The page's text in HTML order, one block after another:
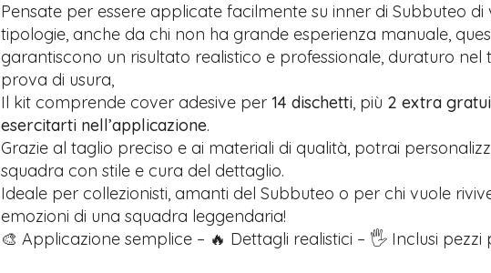
Pensate per essere applicate facilmente su inner di Subbuteo di
tipologie, anche da chi non ha grande esperienza manuale,
garantiscono un risultato realistico e professionale, duraturo nel
prova di usura,
Il kit comprende cover adesive per 14 dischetti, più 2 extra
esercitarti nell’applicazione.
Grazie al taglio preciso e ai materiali di qualità, potrai
squadra con stile e cura del dettaglio.
Ideale per collezionisti, amanti del Subbuteo o per chi vuole
emozioni di una squadra leggendaria!
🎨 Applicazione semplice – 🔥 Dettagli realistici – 🖐️ Inclusi pezzi